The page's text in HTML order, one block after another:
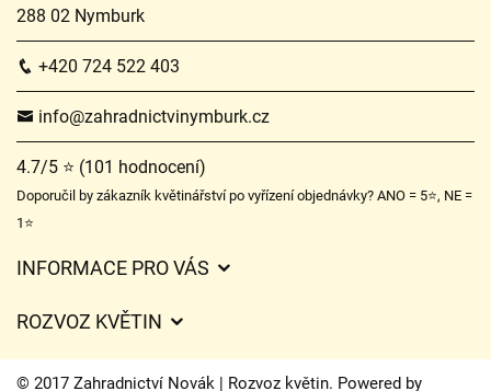
288 02 Nymburk
+420 724 522 403
info@zahradnictvinymburk.cz
4.7/5 ⭐ (101 hodnocení)
Doporučil by zákazník květinářství po vyřízení objednávky? ANO = 5⭐, NE =
1⭐
INFORMACE PRO VÁS
Často kladené dotazy
ROZVOZ KVĚTIN
Ceny za doručení
© 2017 Zahradnictví Novák | Rozvoz květin. Powered by